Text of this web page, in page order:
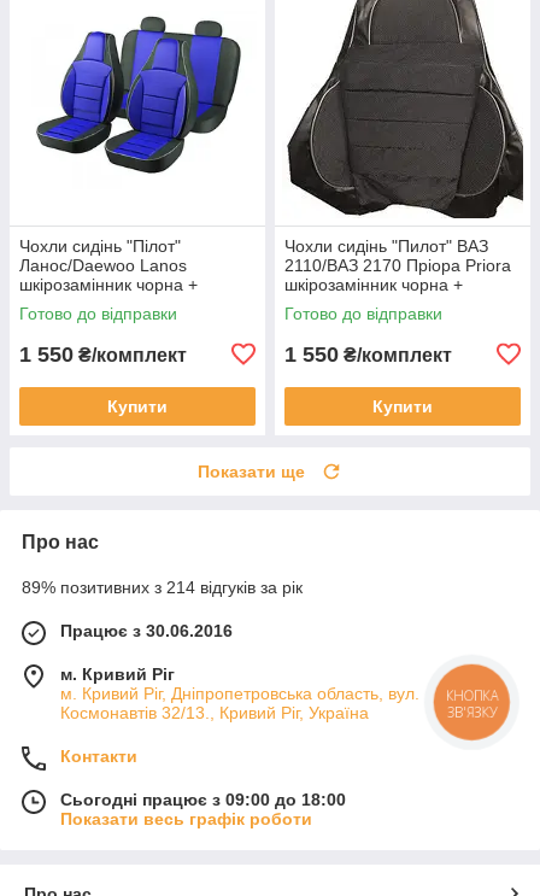
Чохли сидінь "Пілот"
Ланос/Daewoo Lanos
шкірозамінник чорна +
тканина синя
Готово до відправки
1 550 ₴/комплект
Купити
Чохли сидінь "Пилот" ВАЗ
2110/ВАЗ 2170 Пріора Priora
шкірозамінник чорна +
тканина темно-сіра
Готово до відправки
1 550 ₴/комплект
Купити
Показати ще
Про нас
89% позитивних з 214 відгуків за рік
Працює з 30.06.2016
м. Кривий Ріг
м. Кривий Ріг, Дніпропетровська область, вул.
Космонавтів 32/13., Кривий Ріг, Україна
Контакти
Сьогодні працює з 09:00 до 18:00
Показати весь графік роботи
КНОПКА
ЗВ'ЯЗКУ